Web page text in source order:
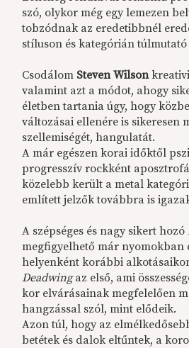
szó, olykor még egy lemezen
tobzódnak az eredetibbnél
stíluson és kategórián
Csodálom Steven Wilson
valamint azt a módot, ahogy
életben tartania úgy, hogy
változásai ellenére is sikeresen
szellemiségét, hangulatát.
A már egészen korai időktől
progresszív rockként
közelebb került a metal
említett jelzők továbbra is
A szépséges és nagy sikert hozó
megfigyelhető már nyomokban
helyenként korábbi
Deadwingaz első, ami
kor elvárásainak megfelelően
hangzással szól, mint elődeik.
Azon túl, hogy az
betétek és dalok eltűntek, a